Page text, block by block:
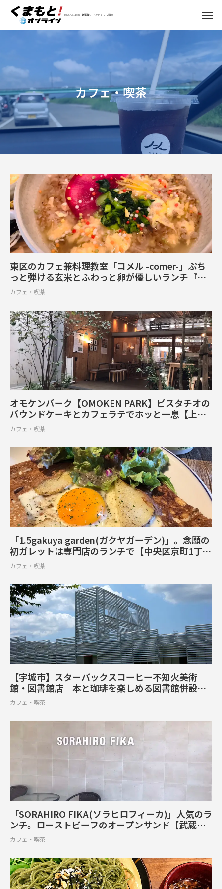
カフェ・喫茶
東区のカフェ兼料理教室「コメル -comer-」ぷち
っと弾ける玄米とふわっと卵が優しいランチ『炒
り玄米粥』
カフェ・喫茶
オモケンパーク【OMOKEN PARK】ピスタチオの
パウンドケーキとカフェラテでホッと一息【上通
町】
カフェ・喫茶
「1.5gakuya garden(ガクヤガーデン)」。念願の
初ガレットは専門店のランチで【中央区京町1丁
目】
カフェ・喫茶
【宇城市】スターバックスコーヒー不知火美術
館・図書館店｜本と珈琲を楽しめる図書館併設カ
フェ
カフェ・喫茶
「SORAHIRO FIKA(ソラヒロフィーカ)」人気のラ
ンチ。ローストビーフのオープンサンド【武蔵ケ
丘1丁目】
カフェ・喫茶